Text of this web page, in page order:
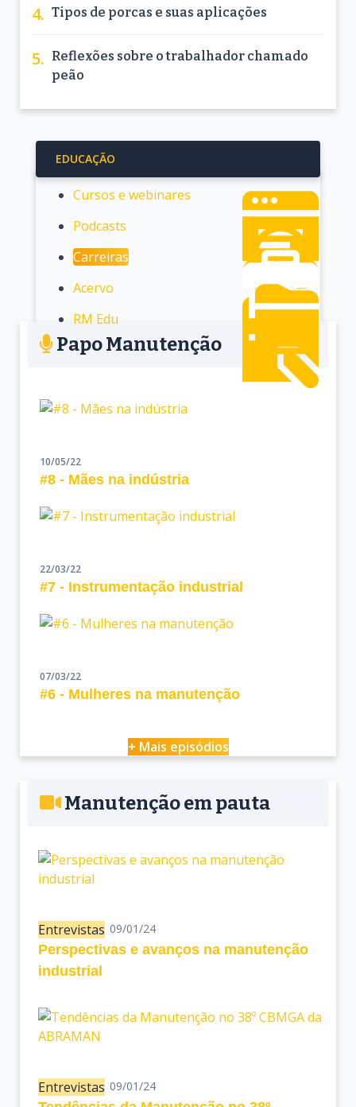
Tipos de porcas e suas aplicações
Reflexões sobre o trabalhador chamado
peão
EDUCAÇÃO
Cursos e webinares
Podcasts
Carreiras
Acervo
RM Edu
Papo Manutenção
10/05/22
#8 - Mães na indústria
22/03/22
#7 - Instrumentação industrial
07/03/22
#6 - Mulheres na manutenção
+ Mais episódios
Manutenção em pauta
Entrevistas 09/01/24
Perspectivas e avanços na manutenção
industrial
Entrevistas 09/01/24